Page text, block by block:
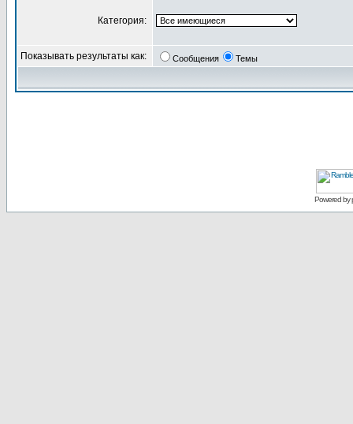
Категория:
Показывать результаты как: Сообщения Темы
Powered by